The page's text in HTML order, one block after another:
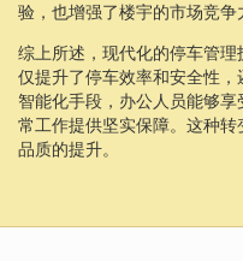
验，也增强了楼宇的市场竞争
综上所述，现代化的停车管
仅提升了停车效率和安全性
智能化手段，办公人员能够
常工作提供坚实保障。这种
品质的提升。